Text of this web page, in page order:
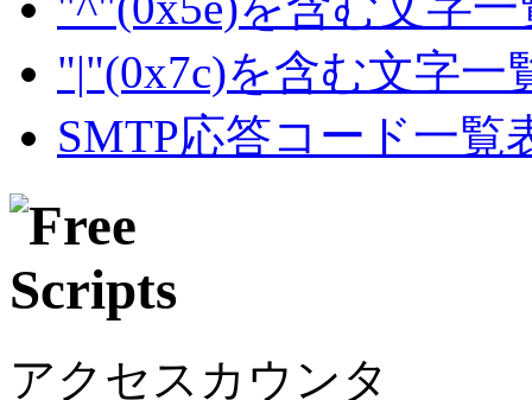
"|"(0x7c)を含む文字一
SMTP応答コード一覧
アクセスカウンタ